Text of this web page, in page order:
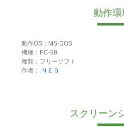
動作環
動作OS：MS-DOS
機種：PC-98
種類：フリーソフト
作者：
ＮＥＧ
スクリーン